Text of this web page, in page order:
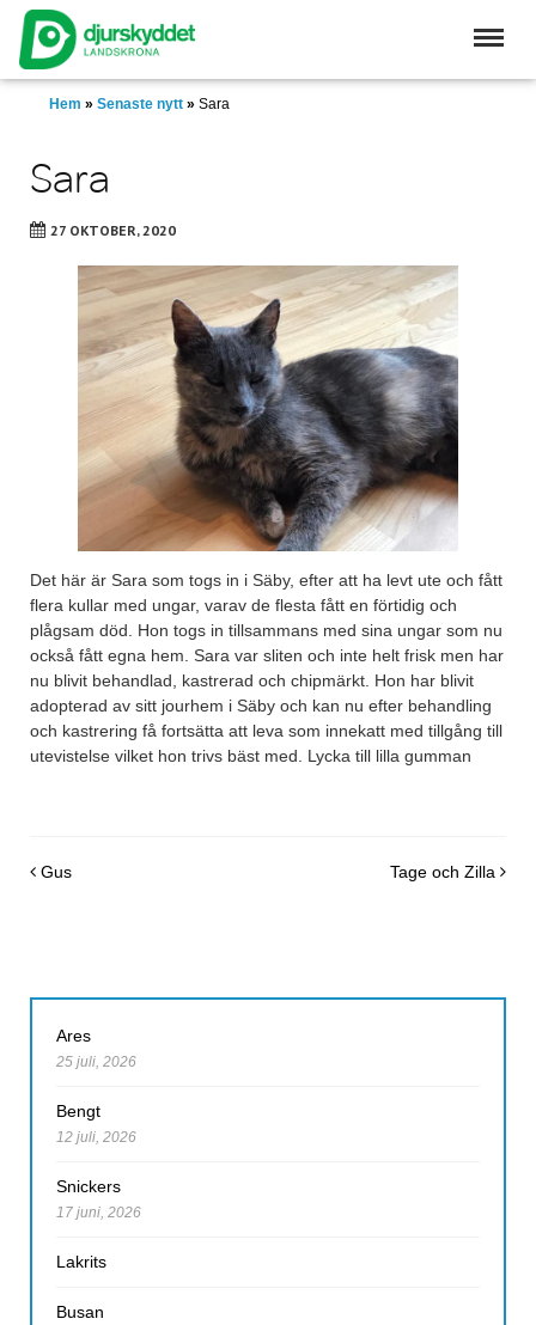
Skip
main
contentHem » Senaste nytt » Sara
Sara
27 OKTOBER, 2020
Det här är Sara som togs in i Säby, efter att ha levt ute och fått
flera kullar med ungar, varav de flesta fått en förtidig och
plågsam död. Hon togs in tillsammans med sina ungar som nu
också fått egna hem. Sara var sliten och inte helt frisk men har
nu blivit behandlad, kastrerad och chipmärkt. Hon har blivit
adopterad av sitt jourhem i Säby och kan nu efter behandling
och kastrering få fortsätta att leva som innekatt med tillgång till
utevistelse vilket hon trivs bäst med. Lycka till lilla gumman
Post navigation
Gus Tage och Zilla
Ares
25 juli, 2026
Bengt
12 juli, 2026
Snickers
17 juni, 2026
Lakrits
Busan